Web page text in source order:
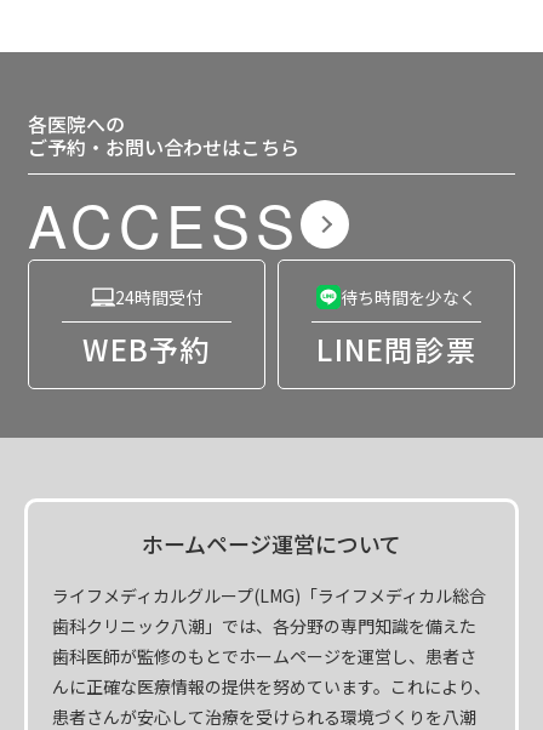
各医院への
ご予約・お問い合わせはこちら
ACCESS
24時間受付
WEB予約
待ち時間を少なく
LINE問診票
ホームページ運営について
ライフメディカルグループ(LMG)「ライフメディカル総合
歯科クリニック八潮」では、各分野の専門知識を備えた
歯科医師が監修のもとでホームページを運営し、患者さ
んに正確な医療情報の提供を努めています。これにより、
患者さんが安心して治療を受けられる環境づくりを八潮